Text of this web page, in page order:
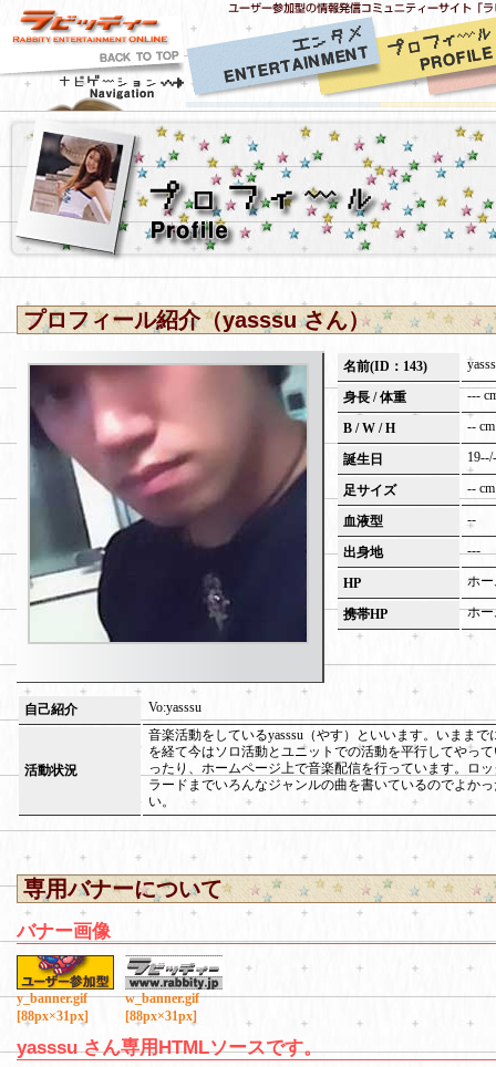
プロフィール紹介（yasssu さん）
名前(ID：143)
身長 / 体重 ---
B / W / H --
誕生日
足サイズ -- cm
血液型 --
出身地 ---
HP ホ
携帯HP ホ
自己紹介 Vo:yasssu
活動状況
音楽活動をしているyasssu（やす）といいます。いままで
を経て今はソロ活動とユニットでの活動を平行してやっ
ったり、ホームページ上で音楽配信を行っています。ロ
ラードまでいろんなジャンルの曲を書いているのでよか
い。
専用バナーについて
バナー画像
y_banner.gif
[88px×31px]
w_banner.gif
[88px×31px]
yasssu さん専用HTMLソースです。